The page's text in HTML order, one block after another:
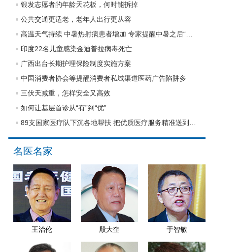
银发志愿者的年龄天花板，何时能拆掉
公共交通更适老，老年人出行更从容
印度22名儿童感染金迪普拉病毒死亡
广西出台长期护理保险制度实施方案
中国消费者协会等提醒消费者私域渠道医药广告陷阱多
三伏天减重，怎样安全又高效
如何让基层首诊从“有”到“优”
名医名家
王治伦 殷大奎 于智敏